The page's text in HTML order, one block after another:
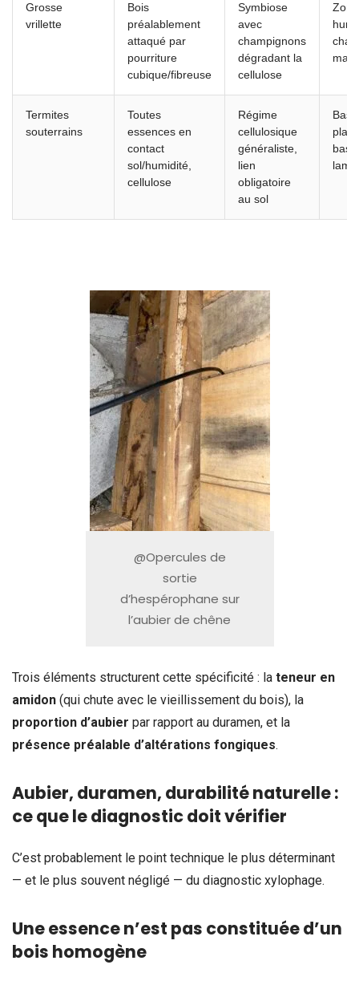
Grosse
vrillette
Bois
préalablement
attaqué par
pourriture
cubique/fibreuse
Symbiose
avec
champignons
dégradant la
cellulose
mal
Termites
souterrains
Toutes
essences en
contact
sol/humidité,
cellulose
Régime
cellulosique
généraliste,
lien
obligatoire
au sol
Bas
bas,
@Opercules de
sortie
d’hespérophane sur
l’aubier de chêne
Trois éléments structurent cette spécificité : la teneur en
amidon (qui chute avec le vieillissement du bois), la
proportion d’aubier par rapport au duramen, et la
présence préalable d’altérations fongiques.
Aubier, duramen, durabilité naturelle :
ce que le diagnostic doit vérifier
C’est probablement le point technique le plus déterminant
— et le plus souvent négligé — du diagnostic xylophage.
Une essence n’est pas constituée d’un
bois homogène